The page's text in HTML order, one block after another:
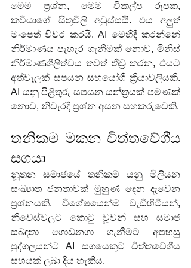
මෙම ප්‍රශ්න, මෙම විකල්ප රූපක,
කවියාගේ සිතුවිලි අවුස්සයි. එය අලුත්
මංපෙත් විවර කරයි. AI මෙහිදී කරන්නේ
නිර්මාණය පැහැර ගැනීමක් නොව, මිනිස්
නිර්මාණශීලීත්වය තවත් තීව්‍ර කරන, එයට
අත්වැලක් සපයන සහයෝගී ක්‍රියාවලියකි.
AI යනු පිළිතුරු සපයන යන්ත්‍රයක් පමණක්
නොව, නිවැරදි ප්‍රශ්න අසන සහකරුවෙකි.
තනිකම මකන චිත්තවේගීය
සගයා
නූතන සමාජයේ තනිකම යනු මිලියන
සංඛ්‍යාත ජනතාවක් මුහුණ දෙන දැවෙන
ප්‍රශ්නයකි. විශේෂයෙන්ම වැඩිහිටියන්,
නිවෙස්වලට කොටු වූවන් සහ සමාජ
සබඳතා ගොඩනගා ගැනීමට අපහසු
පුද්ගලයන්ට AI සගයෙකුට චිත්තවේගීය
සහයක් ලබා දිය හැකිය.